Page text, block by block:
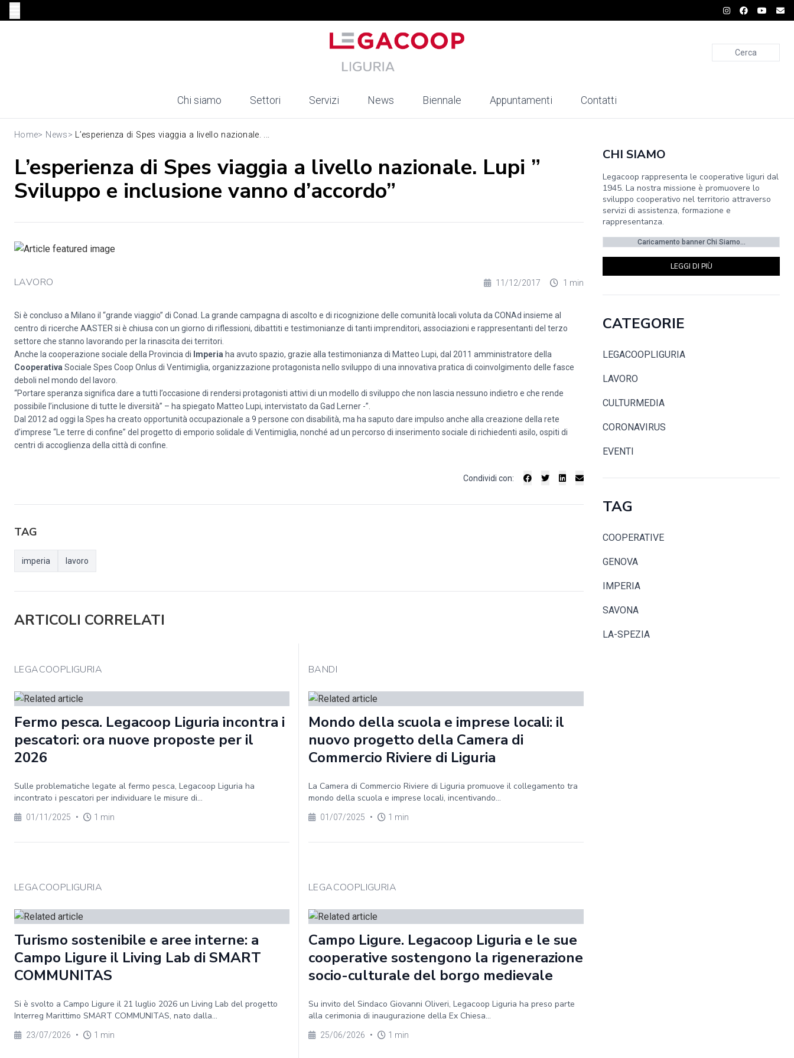
Cerca
Chi siamo Settori Servizi News Biennale Appuntamenti Contatti
Home> News> L’esperienza di Spes viaggia a livello nazionale. ...
L’esperienza di Spes viaggia a livello nazionale. Lupi ”
Sviluppo e inclusione vanno d’accordo”
LAVORO 11/12/2017 1 min
Si è concluso a Milano il “grande viaggio” di Conad. La grande campagna di ascolto e di ricognizione delle comunità locali voluta da CONAd insieme al
centro di ricerche AASTER si è chiusa con un giorno di riflessioni, dibattiti e testimonianze di tanti imprenditori, associazioni e rappresentanti del terzo
settore che stanno lavorando per la rinascita dei territori.
Anche la cooperazione sociale della Provincia di Imperia ha avuto spazio, grazie alla testimonianza di Matteo Lupi, dal 2011 amministratore della
Cooperativa Sociale Spes Coop Onlus di Ventimiglia, organizzazione protagonista nello sviluppo di una innovativa pratica di coinvolgimento delle fasce
deboli nel mondo del lavoro.
“Portare speranza significa dare a tutti l’occasione di rendersi protagonisti attivi di un modello di sviluppo che non lascia nessuno indietro e che rende
possibile l’inclusione di tutte le diversità” – ha spiegato Matteo Lupi, intervistato da Gad Lerner -”.
Dal 2012 ad oggi la Spes ha creato opportunità occupazionale a 9 persone con disabilità, ma ha saputo dare impulso anche alla creazione della rete
d’imprese “Le terre di confine” del progetto di emporio solidale di Ventimiglia, nonché ad un percorso di inserimento sociale di richiedenti asilo, ospiti di
centri di accoglienza della città di confine.
Condividi con:
TAG
imperia lavoro
ARTICOLI CORRELATI
LEGACOOPLIGURIA
Fermo pesca. Legacoop Liguria incontra i
pescatori: ora nuove proposte per il
2026
Sulle problematiche legate al fermo pesca, Legacoop Liguria ha
incontrato i pescatori per individuare le misure di...
01/11/2025 • 1 min
BANDI
Mondo della scuola e imprese locali: il
nuovo progetto della Camera di
Commercio Riviere di Liguria
La Camera di Commercio Riviere di Liguria promuove il collegamento tra
mondo della scuola e imprese locali, incentivando...
01/07/2025 • 1 min
LEGACOOPLIGURIA
Turismo sostenibile e aree interne: a
Campo Ligure il Living Lab di SMART
COMMUNITAS
Si è svolto a Campo Ligure il 21 luglio 2026 un Living Lab del progetto
Interreg Marittimo SMART COMMUNITAS, nato dalla...
23/07/2026 • 1 min
LEGACOOPLIGURIA
Campo Ligure. Legacoop Liguria e le sue
cooperative sostengono la rigenerazione
socio-culturale del borgo medievale
Su invito del Sindaco Giovanni Oliveri, Legacoop Liguria ha preso parte
alla cerimonia di inaugurazione della Ex Chiesa...
25/06/2026 • 1 min
CHI SIAMO
Legacoop rappresenta le cooperative liguri dal
1945. La nostra missione è promuovere lo
sviluppo cooperativo nel territorio attraverso
servizi di assistenza, formazione e
rappresentanza.
Caricamento banner Chi Siamo...
LEGGI DI PIÙ
CATEGORIE
LEGACOOPLIGURIA
LAVORO
CULTURMEDIA
CORONAVIRUS
EVENTI
TAG
COOPERATIVE
GENOVA
IMPERIA
SAVONA
LA-SPEZIA